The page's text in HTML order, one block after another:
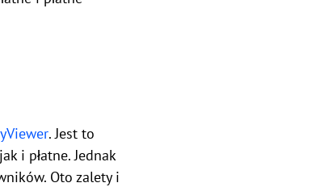
. Jest to
i płatne. Jednak
Oto zalety i